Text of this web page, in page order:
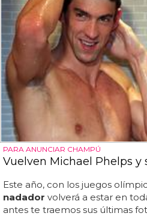
PARA ANUNCIAR CHAMPÚ
Vuelven Michael Phelps y
Este año, con los juegos
nadador volverá a estar en
antes te traemos sus últimas